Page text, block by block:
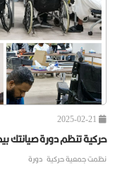
حركية تحتفي بذكرى يوم
احتفت جمعية الإعاقة ا